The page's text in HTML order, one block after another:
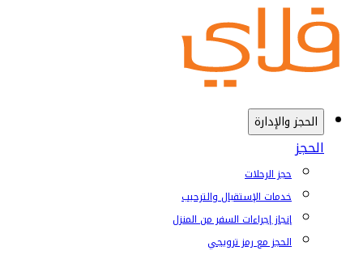
الحجز والإدارة
الحجز
حجز الرحلات
خدمات الإستقبال والترحيب
إنجاز إجراءات السفر من المنزل
الحجز مع رمز ترويجي